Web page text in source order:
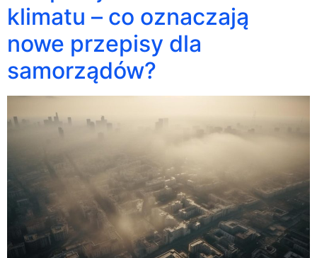
klimatu – co oznaczają
nowe przepisy dla
samorządów?